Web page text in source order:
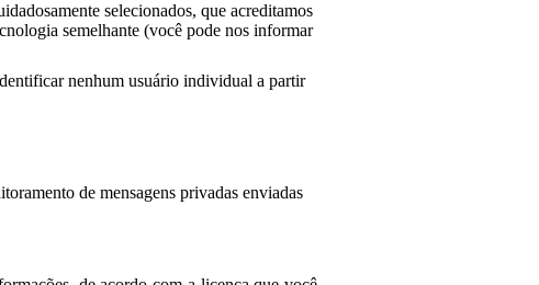
selecionados, que acreditamos
semelhante (você pode nos informar
nenhum usuário individual a partir
de mensagens privadas enviadas